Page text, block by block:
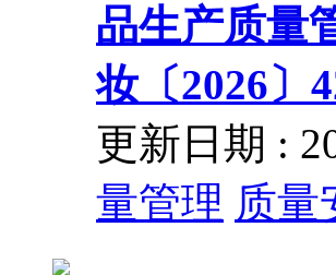
品生产质量
妆〔2026〕
更新日期 :
量管理 质量